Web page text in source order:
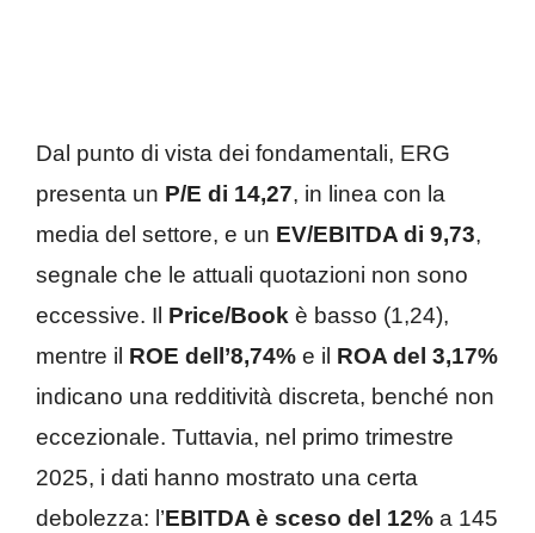
Dal punto di vista dei fondamentali, ERG
presenta un P/E di 14,27, in linea con la
media del settore, e un EV/EBITDA di 9,73,
segnale che le attuali quotazioni non sono
eccessive. Il Price/Book è basso (1,24),
mentre il ROE dell’8,74% e il ROA del 3,17%
indicano una redditività discreta, benché non
eccezionale. Tuttavia, nel primo trimestre
2025, i dati hanno mostrato una certa
debolezza: l’EBITDA è sceso del 12% a 145